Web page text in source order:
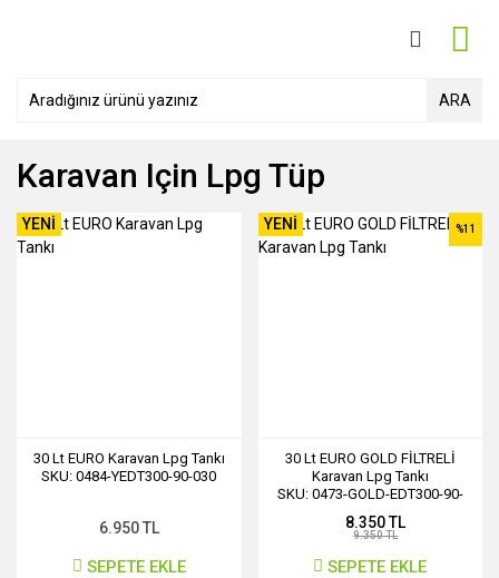
ARA
Karavan Için Lpg Tüp
YENİ
30 Lt EURO Karavan Lpg Tankı
SKU: 0484-YEDT300-90-030
6.950 TL
SEPETE EKLE
YENİ
30 Lt EURO GOLD FİLTRELİ
Karavan Lpg Tankı
SKU: 0473-GOLD-EDT300-90-
%11
8.350 TL
9.350 TL
SEPETE EKLE